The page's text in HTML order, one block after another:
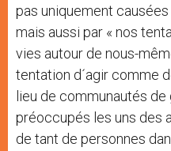
pas uniquement
mais aussi par « nos
vies autour de nous-
tentation d´agir comme
lieu de communautés
préoccupés les uns des
de tant de personnes